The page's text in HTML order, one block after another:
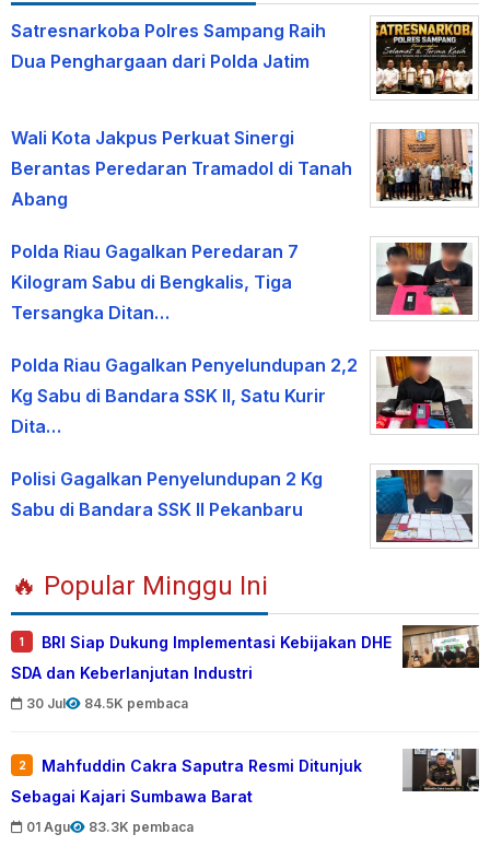
Satresnarkoba Polres Sampang Raih
Dua Penghargaan dari Polda Jatim
Wali Kota Jakpus Perkuat Sinergi
Berantas Peredaran Tramadol di Tanah
Abang
Polda Riau Gagalkan Peredaran 7
Kilogram Sabu di Bengkalis, Tiga
Tersangka Ditan…
Polda Riau Gagalkan Penyelundupan 2,2
Kg Sabu di Bandara SSK II, Satu Kurir
Dita…
Polisi Gagalkan Penyelundupan 2 Kg
Sabu di Bandara SSK II Pekanbaru
🔥 Popular Minggu Ini
1
BRI Siap Dukung Implementasi Kebijakan DHE
SDA dan Keberlanjutan Industri
30 Jul 84.5K pembaca
2
Mahfuddin Cakra Saputra Resmi Ditunjuk
Sebagai Kajari Sumbawa Barat
01 Agu 83.3K pembaca